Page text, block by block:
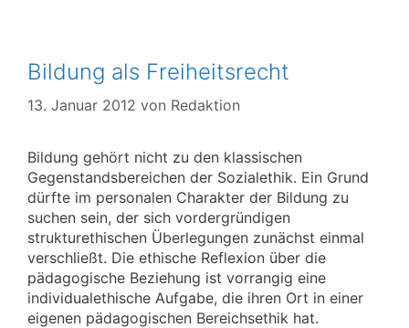
Bildung als Freiheitsrecht
13. Januar 2012 von Redaktion
Bildung gehört nicht zu den klassischen
Gegenstandsbereichen der Sozialethik. Ein Grund
dürfte im personalen Charakter der Bildung zu
suchen sein, der sich vordergründigen
strukturethischen Überlegungen zunächst einmal
verschließt. Die ethische Reflexion über die
pädagogische Beziehung ist vorrangig eine
individualethische Aufgabe, die ihren Ort in einer
eigenen pädagogischen Bereichsethik hat.